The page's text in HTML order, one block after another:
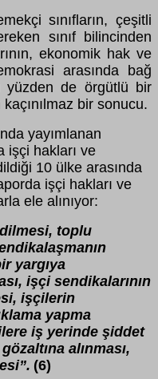
sınıfların, çeşitli
sınıf bilincinden
ekonomik hak ve
arasında bağ
yüzden de örgütlü bir
bir sonucu.
yayımlanan
işçi hakları ve
10 ülke arasında
işçi hakları ve
ele alınıyor:
toplu
yargıya
işçi sendikalarının
işçilerin
yapma
iş yerinde şiddet
alınması,
(6)